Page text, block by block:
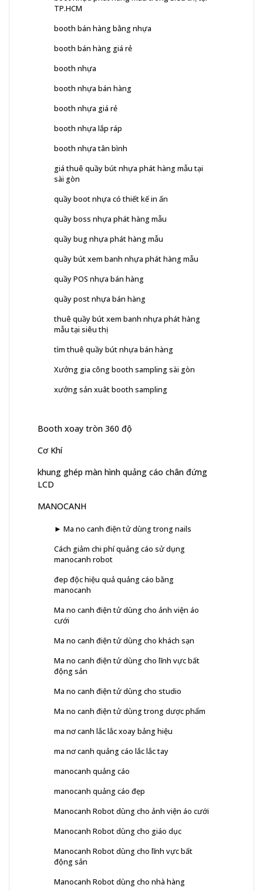
TP.HCM
booth bán hàng bằng nhựa
booth bán hàng giá rẻ
booth nhựa
booth nhựa bán hàng
booth nhựa giá rẻ
booth nhựa lắp ráp
booth nhựa tân bình
giá thuê quầy bút nhựa phát hàng mẫu tại
sài gòn
quầy boot nhựa có thiết kế in ấn
quầy boss nhựa phát hàng mẫu
quầy bug nhựa phát hàng mẫu
quầy bút xem banh nhựa phát hàng mẫu
quầy POS nhựa bán hàng
quầy post nhựa bán hàng
thuê quầy bút xem banh nhựa phát hàng
mẫu tại siêu thị
tìm thuê quầy bút nhựa bán hàng
Xưởng gia công booth sampling sài gòn
xưởng sản xuât booth sampling
Booth xoay tròn 360 độ
Cơ Khí
khung ghép màn hình quảng cáo chân đứng
LCD
MANOCANH
► Ma no canh điện tử dùng trong nails
Cách giảm chi phí quảng cáo sử dụng
manocanh robot
đep độc hiệu quả quảng cáo bằng
manocanh
Ma no canh điện tử dùng cho ảnh viện áo
cưới
Ma no canh điện tử dùng cho khách sạn
Ma no canh điện tử dùng cho lĩnh vực bất
động sản
Ma no canh điện tử dùng cho studio
Ma no canh điện tử dùng trong dược phẩm
ma nơ canh lắc lắc xoay bảng hiệu
ma nơ canh quảng cáo lắc lắc tay
manocanh quảng cáo
manocanh quảng cáo đẹp
Manocanh Robot dùng cho ảnh viện áo cưới
Manocanh Robot dùng cho giáo dục
Manocanh Robot dùng cho lĩnh vực bất
động sản
Manocanh Robot dùng cho nhà hàng